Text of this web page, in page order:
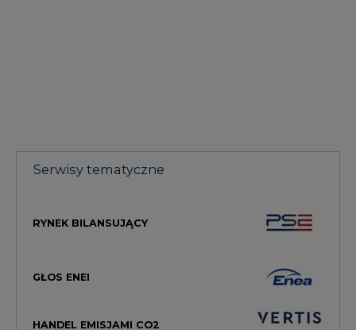
Serwisy tematyczne
RYNEK BILANSUJĄCY
GŁOS ENEI
HANDEL EMISJAMI CO2